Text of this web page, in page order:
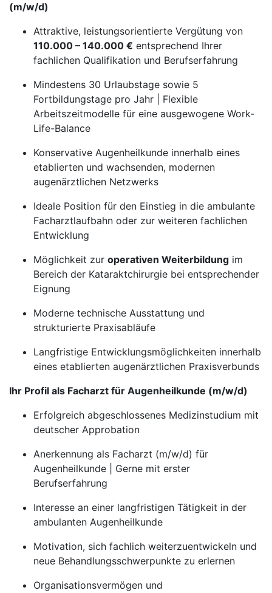
(m/w/d)
Attraktive, leistungsorientierte Vergütung von
110.000 – 140.000 € entsprechend Ihrer
fachlichen Qualifikation und Berufserfahrung
Mindestens 30 Urlaubstage sowie 5
Fortbildungstage pro Jahr | Flexible
Arbeitszeitmodelle für eine ausgewogene Work-
Life-Balance
Konservative Augenheilkunde innerhalb eines
etablierten und wachsenden, modernen
augenärztlichen Netzwerks
Ideale Position für den Einstieg in die ambulante
Facharztlaufbahn oder zur weiteren fachlichen
Entwicklung
Möglichkeit zur operativen Weiterbildung im
Bereich der Kataraktchirurgie bei entsprechender
Eignung
Moderne technische Ausstattung und
strukturierte Praxisabläufe
Langfristige Entwicklungsmöglichkeiten innerhalb
eines etablierten augenärztlichen Praxisverbunds
Ihr Profil als Facharzt für Augenheilkunde (m/w/d)
Erfolgreich abgeschlossenes Medizinstudium mit
deutscher Approbation
Anerkennung als Facharzt (m/w/d) für
Augenheilkunde | Gerne mit erster
Berufserfahrung
Interesse an einer langfristigen Tätigkeit in der
ambulanten Augenheilkunde
Motivation, sich fachlich weiterzuentwickeln und
neue Behandlungsschwerpunkte zu erlernen
Organisationsvermögen und